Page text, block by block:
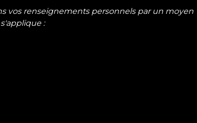
vos renseignements personnels par un moyen
: